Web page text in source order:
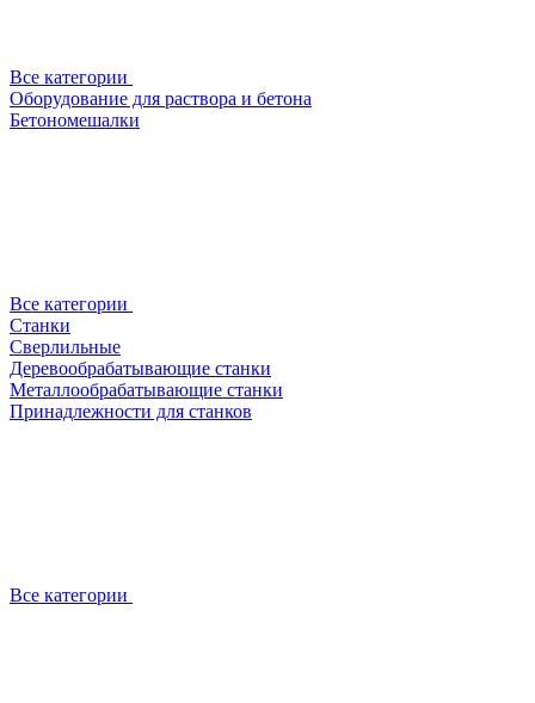
Все категории
Оборудование для раствора и бетона
Бетономешалки
Все категории
Станки
Сверлильные
Деревообрабатывающие станки
Металлообрабатывающие станки
Принадлежности для станков
Все категории